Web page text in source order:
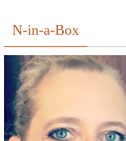
N-in-a-Box